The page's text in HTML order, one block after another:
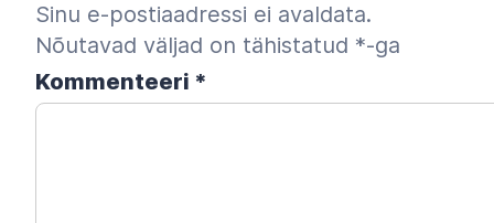
Sinu e-postiaadressi ei avaldata.
Nõutavad väljad on tähistatud *-ga
Kommenteeri *